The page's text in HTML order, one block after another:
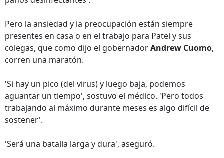
Pero la ansiedad y la preocupación están siempre
presentes en casa o en el trabajo para Patel y sus
colegas, que como dijo el gobernadorAndrew Cuomo,
corren una maratón.
'Si hay un pico (del virus) y luego baja, podemos
aguantar un tiempo', sostuvo el médico. 'Pero todos
trabajando al máximo durante meses es algo difícil de
sostener'.
'Será una batalla larga y dura', aseguró.